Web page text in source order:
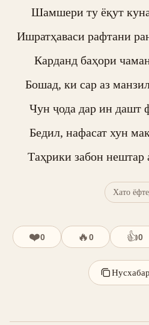
Шамшери ту ёқут
Ишратҳаваси рафтани
Карданд баҳори
Бошад, ки сар аз
Чун ҷода дар ин дашт
Бедил, нафасат хун
Таҳрики забон нештар
Хато
❤️0 🔥0 👍0